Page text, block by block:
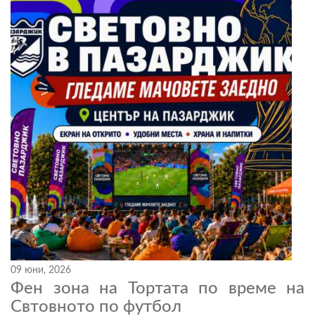
09 юни, 2026
Фен зона на Тортата по време на
Свтовното по футбол